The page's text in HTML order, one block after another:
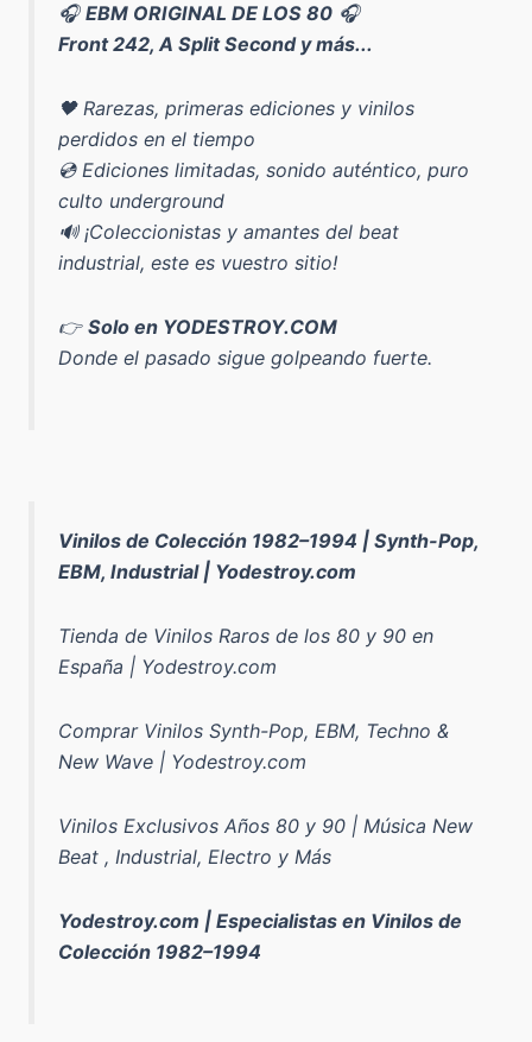
🎧EBM ORIGINAL DE LOS 80 🎧
Front 242, A Split Second y más...
🖤 Rarezas, primeras ediciones y vinilos
perdidos en el tiempo
💿 Ediciones limitadas, sonido auténtico, puro
culto underground
🔊 ¡Coleccionistas y amantes del beat
industrial, este es vuestro sitio!
👉Solo en YODESTROY.COM
Donde el pasado sigue golpeando fuerte.
Vinilos de Colección 1982–1994 | Synth-Pop,
EBM, Industrial | Yodestroy.com
Tienda de Vinilos Raros de los 80 y 90 en
España | Yodestroy.com
Comprar Vinilos Synth-Pop, EBM, Techno &
New Wave | Yodestroy.com
Vinilos Exclusivos Años 80 y 90 | Música New
Beat , Industrial, Electro y Más
Yodestroy.com | Especialistas en Vinilos de
Colección 1982–1994